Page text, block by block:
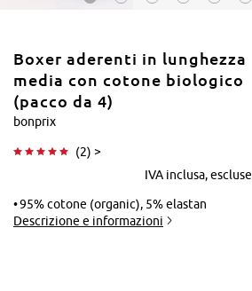
Boxer aderenti in lunghezza
media con cotone biologico
(pacco da 4)
bonprix
(2) >
IVA inclusa, escluse
95% cotone (organic), 5% elastan
Descrizione e informazioni